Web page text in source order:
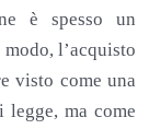
è spesso un
l’acquisto
visto come una
ma come